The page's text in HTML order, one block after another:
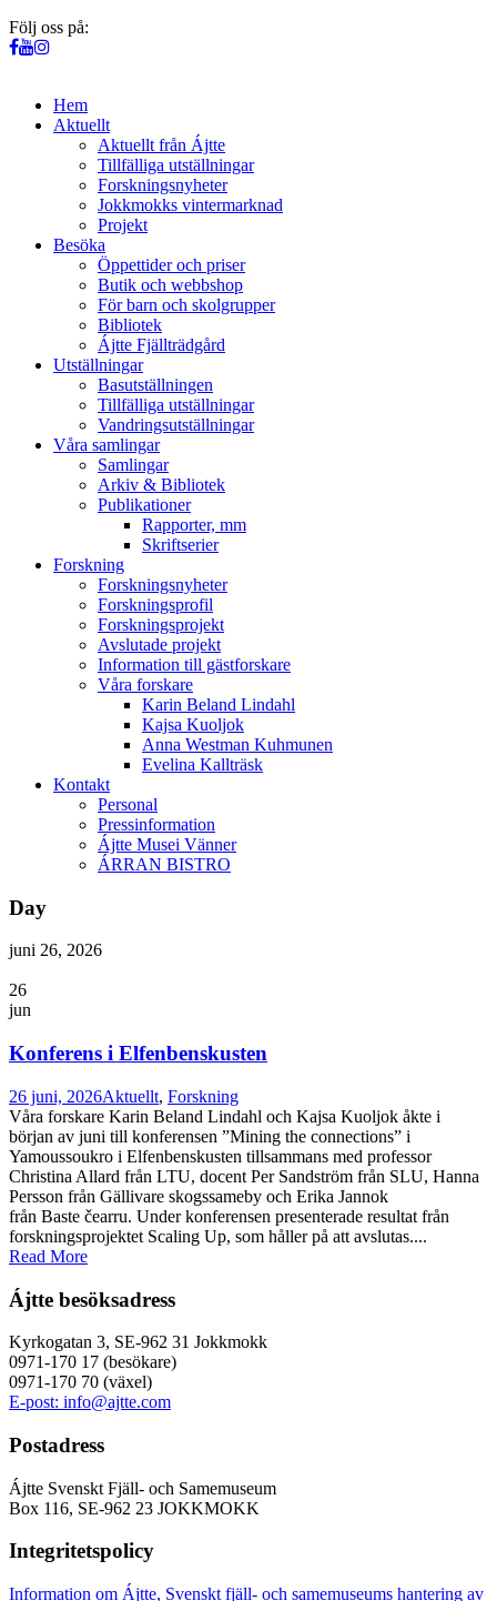
Följ oss på:
Hem
Aktuellt
Aktuellt från Ájtte
Tillfälliga utställningar
Forskningsnyheter
Jokkmokks vintermarknad
Projekt
Besöka
Öppettider och priser
Butik och webbshop
För barn och skolgrupper
Bibliotek
Ájtte Fjällträdgård
Utställningar
Basutställningen
Tillfälliga utställningar
Vandringsutställningar
Våra samlingar
Samlingar
Arkiv & Bibliotek
Publikationer
Rapporter, mm
Skriftserier
Forskning
Forskningsnyheter
Forskningsprofil
Forskningsprojekt
Avslutade projekt
Information till gästforskare
Våra forskare
Karin Beland Lindahl
Kajsa Kuoljok
Anna Westman Kuhmunen
Evelina Kallträsk
Kontakt
Personal
Pressinformation
Ájtte Musei Vänner
ÁRRAN BISTRO
Day
juni 26, 2026
26
jun
Konferens i Elfenbenskusten
26 juni, 2026Aktuellt, Forskning
Våra forskare Karin Beland Lindahl och Kajsa Kuoljok åkte i
början av juni till konferensen ”Mining the connections” i
Yamoussoukro i Elfenbenskusten tillsammans med professor
Christina Allard från LTU, docent Per Sandström från SLU, Hanna
Persson från Gällivare skogssameby och Erika Jannok
från Baste čearru. Under konferensen presenterade resultat från
forskningsprojektet Scaling Up, som håller på att avslutas....
Read More
Ájtte besöksadress
Kyrkogatan 3, SE-962 31 Jokkmokk
0971-170 17 (besökare)
0971-170 70 (växel)
E-post: info@ajtte.com
Postadress
Ájtte Svenskt Fjäll- och Samemuseum
Box 116, SE-962 23 JOKKMOKK
Integritetspolicy
Information om Ájtte, Svenskt fjäll- och samemuseums hantering av